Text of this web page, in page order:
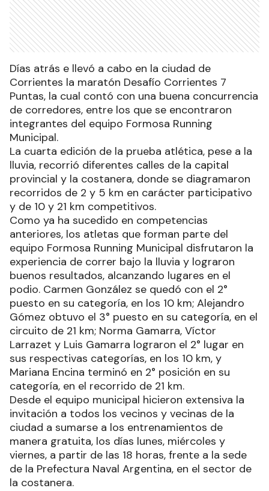
Días atrás e llevó a cabo en la ciudad de
Corrientes la maratón Desafío Corrientes 7
Puntas, la cual contó con una buena concurrencia
de corredores, entre los que se encontraron
integrantes del equipo Formosa Running
Municipal.
La cuarta edición de la prueba atlética, pese a la
lluvia, recorrió diferentes calles de la capital
provincial y la costanera, donde se diagramaron
recorridos de 2 y 5 km en carácter participativo
y de 10 y 21 km competitivos.
Como ya ha sucedido en competencias
anteriores, los atletas que forman parte del
equipo Formosa Running Municipal disfrutaron la
experiencia de correr bajo la lluvia y lograron
buenos resultados, alcanzando lugares en el
podio. Carmen González se quedó con el 2°
puesto en su categoría, en los 10 km; Alejandro
Gómez obtuvo el 3° puesto en su categoría, en el
circuito de 21 km; Norma Gamarra, Víctor
Larrazet y Luis Gamarra lograron el 2° lugar en
sus respectivas categorías, en los 10 km, y
Mariana Encina terminó en 2° posición en su
categoría, en el recorrido de 21 km.
Desde el equipo municipal hicieron extensiva la
invitación a todos los vecinos y vecinas de la
ciudad a sumarse a los entrenamientos de
manera gratuita, los días lunes, miércoles y
viernes, a partir de las 18 horas, frente a la sede
de la Prefectura Naval Argentina, en el sector de
la costanera.